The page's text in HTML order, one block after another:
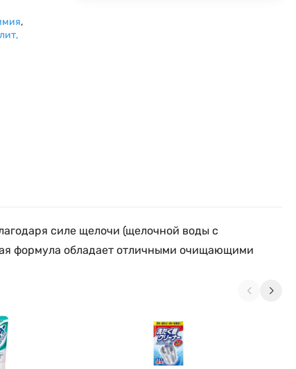
,
силе щелочи (щелочной воды с
формула обладает отличными очищающими